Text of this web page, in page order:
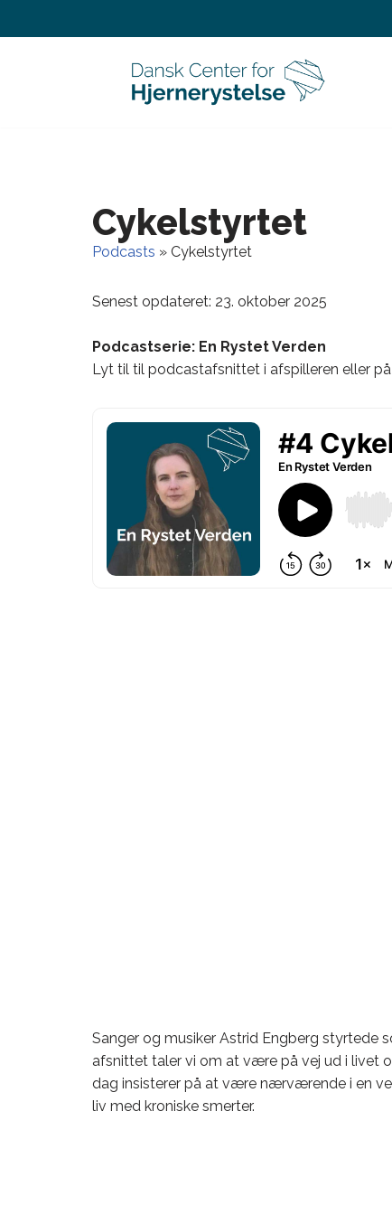
Cykelstyrtet
Podcasts » Cykelstyrtet
Senest opdateret: 23. oktober 2025
Podcastserie: En Rystet Verden
Lyt til til podcastafsnittet i afspilleren eller
Sanger og musiker Astrid Engberg styrtede
afsnittet taler vi om at være på vej ud i livet
dag insisterer på at være nærværende i en
liv med kroniske smerter.